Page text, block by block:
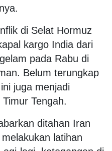
di Selat Hormuz
kargo India dari
pada Rabu di
Belum terungkap
juga menjadi
Tengah.
ditahan Iran
latihan